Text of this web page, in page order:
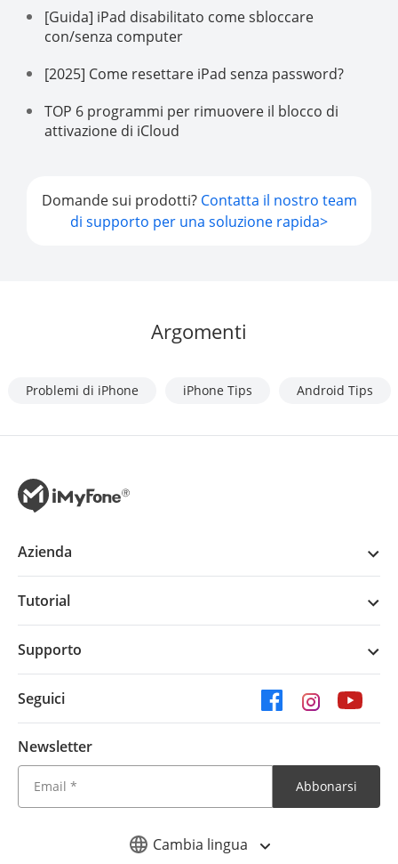
[Guida] iPad disabilitato come sbloccare
con/senza computer
[2025] Come resettare iPad senza password?
TOP 6 programmi per rimuovere il blocco di
attivazione di iCloud
Domande sui prodotti? Contatta il nostro team
di supporto per una soluzione rapida>
Argomenti
Problemi di iPhone iPhone Tips Android Tips
Cambia lingua
Azienda
Tutorial
Supporto
Seguici
Newsletter
Abbonarsi